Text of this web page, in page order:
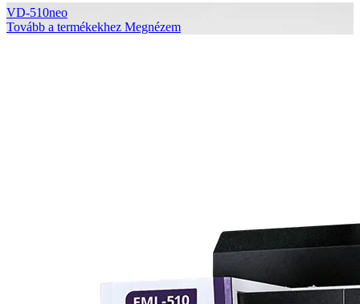
VD-510neo
Tovább a termékekhez Megnézem